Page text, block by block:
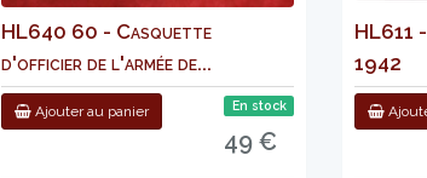
HL640 60 - Casquette
d'officier de l'armée de...
Ajouter au panier En stock
49 €
HL611
1942